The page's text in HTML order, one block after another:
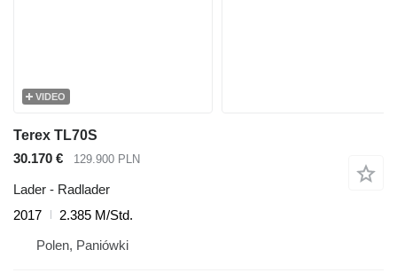
VIDEO
Terex TL70S
30.170 €
129.900 PLN
Lader - Radlader
2017
2.385 M/Std.
Polen, Paniówki